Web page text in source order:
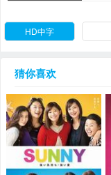
HD中字
猜你喜欢